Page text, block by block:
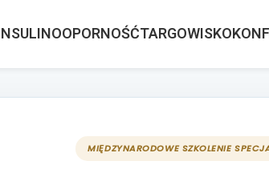
TARGOWISKO
MIĘDZYNARODOWE SZKOLENIE